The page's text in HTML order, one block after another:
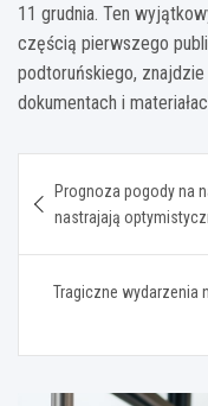
11 grudnia. Ten
częścią pierwszego
podtoruńskiego,
dokumentach i
wpisu
Prognoza pogody na
nastrajają
Tragiczne wydarzenia